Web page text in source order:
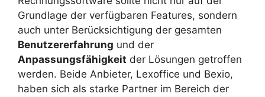
Grundlage der verfügbaren Features, sondern
auch unter Berücksichtigung der gesamten
Benutzererfahrung und der
Anpassungsfähigkeit der Lösungen getroffen
werden. Beide Anbieter, Lexoffice und Bexio,
haben sich als starke Partner im Bereich der